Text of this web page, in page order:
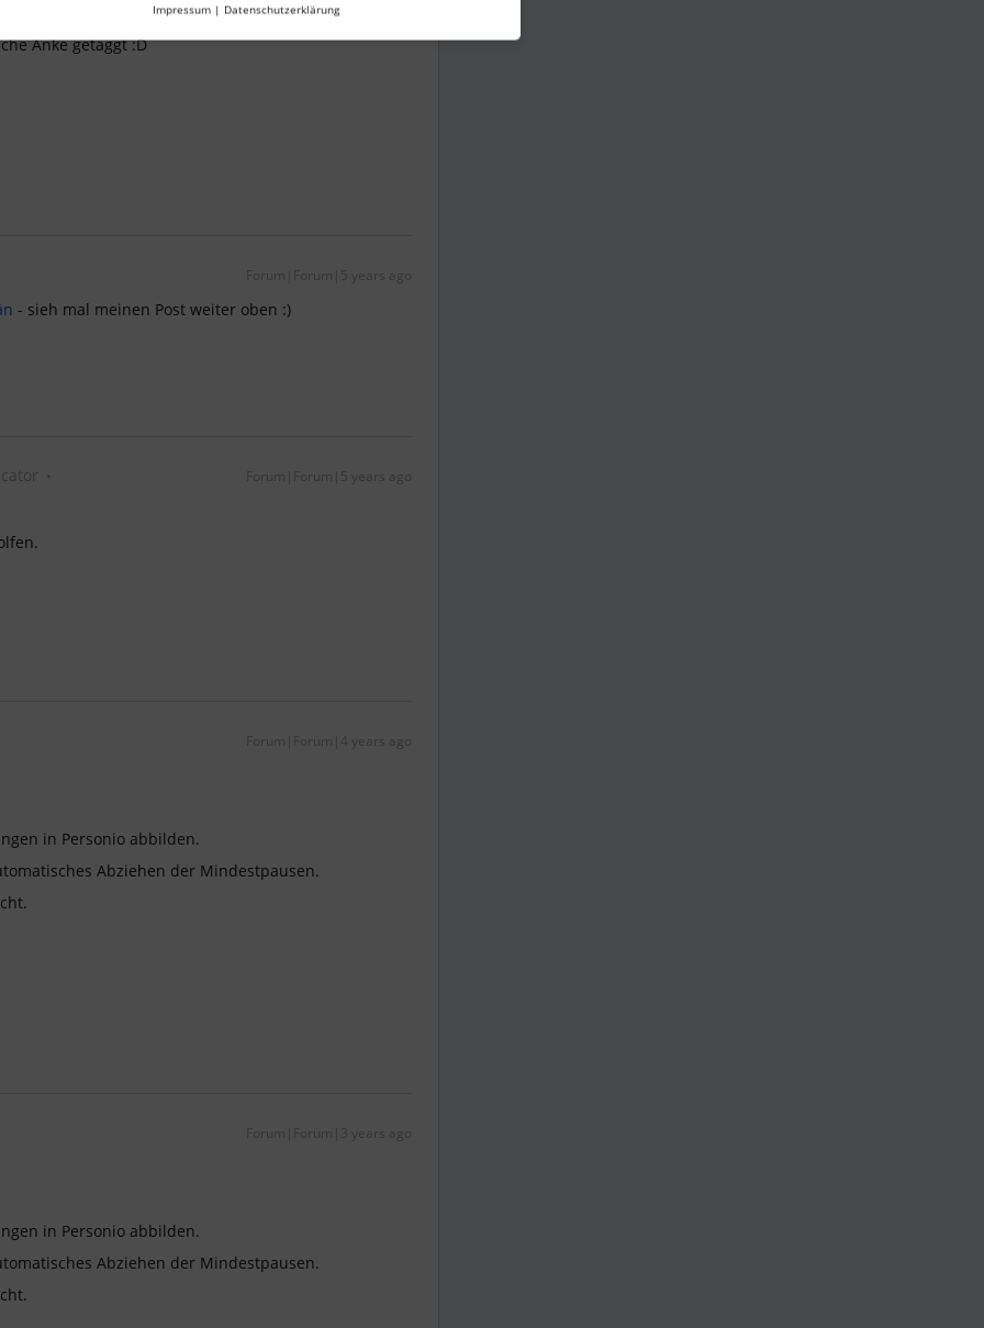
Anke getaggt :D
Forum|Forum|5 years ago
- sieh mal meinen Post weiter oben :)
Forum|Forum|5 years ago
Forum|Forum|4 years ago
in Personio abbilden.
Abziehen der Mindestpausen.
Forum|Forum|3 years ago
in Personio abbilden.
Abziehen der Mindestpausen.
Impressum | Datenschutzerklärung